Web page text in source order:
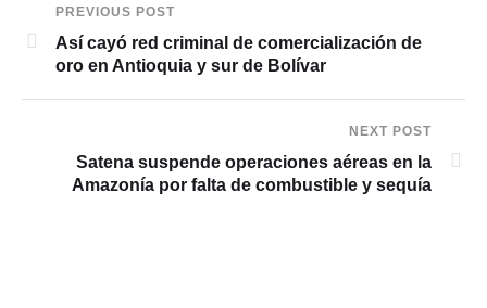
PREVIOUS POST
Así cayó red criminal de comercialización de
oro en Antioquia y sur de Bolívar
NEXT POST
Satena suspende operaciones aéreas en la
Amazonía por falta de combustible y sequía